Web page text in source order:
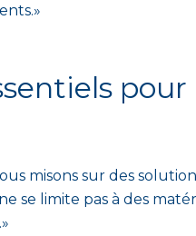
pour
misons sur des
se limite pas à des